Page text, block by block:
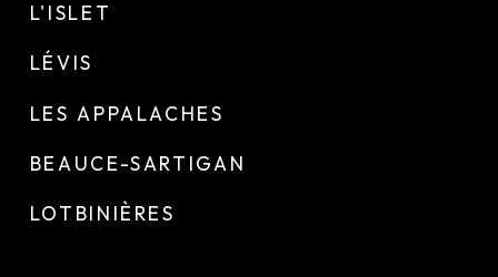
L'ISLET
LÉVIS
LES APPALACHES
BEAUCE-SARTIGAN
LOTBINIÈRES